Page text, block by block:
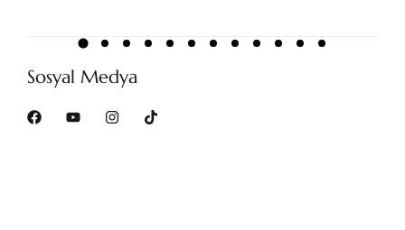
Sosyal Medya